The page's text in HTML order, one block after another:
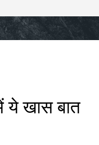
मनोरंजन लाइफस्टाइल
ये खास बात